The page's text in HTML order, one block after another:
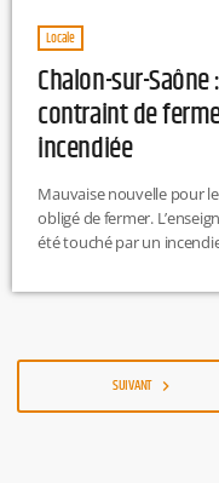
Locale
Chalon-sur-
contraint de
incendiée
Mauvaise nouvelle pour
obligé de fermer.
été touché par un
spécialisée va assainir la
SUIVANT navigate_next